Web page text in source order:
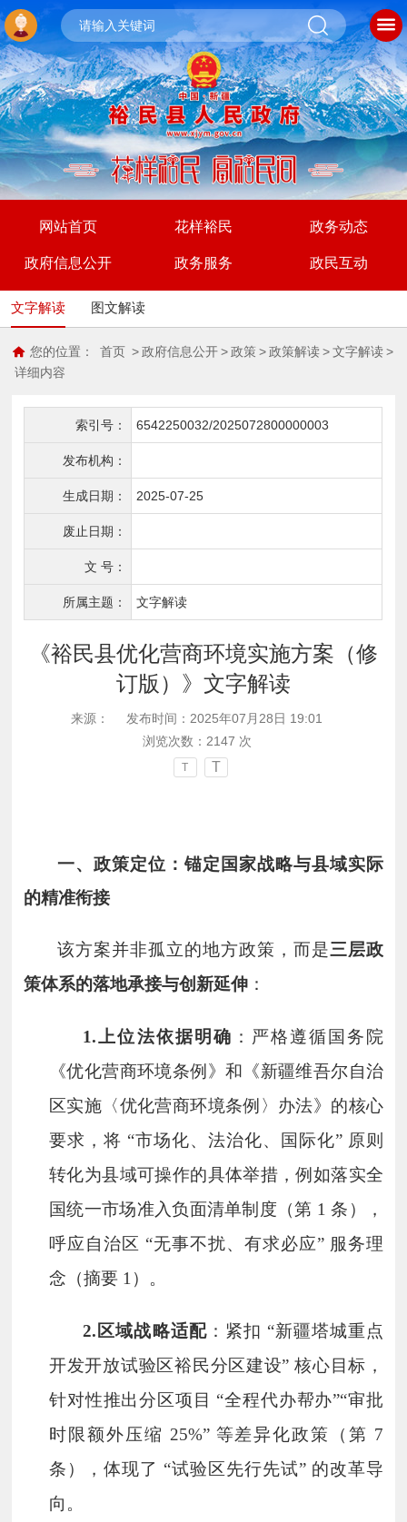
网站首页 花样裕民 政务动态
政府信息公开 政务服务 政民互动
文字解读 图文解读
您的位置： 首页 > 政府信息公开 > 政策 > 政策解读 > 文字解读 >
详细内容
索引号： 6542250032/2025072800000003
发布机构：
生成日期： 2025-07-25
废止日期：
文 号：
所属主题： 文字解读
《裕民县优化营商环境实施方案（修
订版）》文字解读
来源：
发布时间：2025年07月28日 19:01
浏览次数： 2147 次
T T
一、政策定位：锚定国家战略与县域实际
的精准衔接
该方案并非孤立的地方政策，而是三层政
策体系的落地承接与创新延伸 ：
1. 上位法依据明确 ：严格遵循国务院
《优化营商环境条例》和《新疆维吾尔自治
区实施〈优化营商环境条例〉办法》的核心
要求，将 “市场化、法治化、国际化” 原则
转化为县域可操作的具体举措，例如落实全
国统一市场准入负面清单制度（第 1 条），
呼应自治区 “无事不扰、有求必应” 服务理
念（摘要 1）。
2. 区域战略适配：紧扣 “新疆塔城重点
开发开放试验区裕民分区建设” 核心目标，
针对性推出分区项目 “全程代办帮办”“审批
时限额外压缩 25%” 等差异化政策（第 7
条），体现了 “试验区先行先试” 的改革导
向。